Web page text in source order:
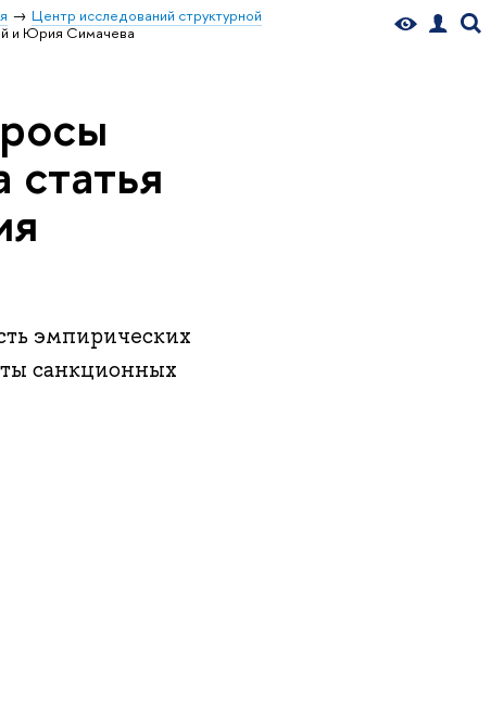
Центр исследований структурной
и Юрия Симачева
эмпирических
санкционных